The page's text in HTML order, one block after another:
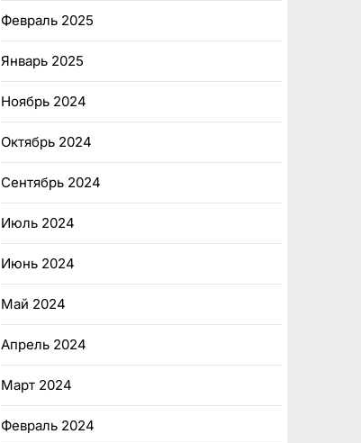
Февраль 2025
Январь 2025
Ноябрь 2024
Октябрь 2024
Сентябрь 2024
Июль 2024
Июнь 2024
Май 2024
Апрель 2024
Март 2024
Февраль 2024